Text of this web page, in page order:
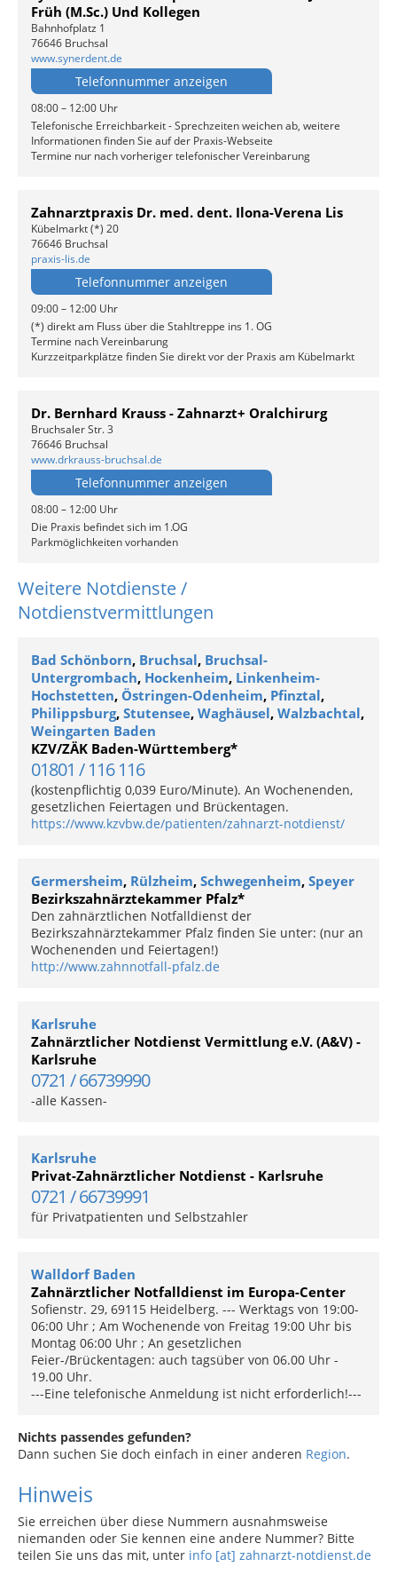
Früh (M.Sc.) Und Kollegen
Bahnhofplatz 1
76646 Bruchsal
www.synerdent.de
Telefonnummer anzeigen
08:00 – 12:00 Uhr
Telefonische Erreichbarkeit - Sprechzeiten weichen ab, weitere
Informationen finden Sie auf der Praxis-Webseite
Termine nur nach vorheriger telefonischer Vereinbarung
Zahnarztpraxis Dr. med. dent. Ilona-Verena Lis
Kübelmarkt (*) 20
76646 Bruchsal
praxis-lis.de
Telefonnummer anzeigen
09:00 – 12:00 Uhr
(*) direkt am Fluss über die Stahltreppe ins 1. OG
Termine nach Vereinbarung
Kurzzeitparkplätze finden Sie direkt vor der Praxis am Kübelmarkt
Dr. Bernhard Krauss - Zahnarzt+ Oralchirurg
Bruchsaler Str. 3
76646 Bruchsal
www.drkrauss-bruchsal.de
Telefonnummer anzeigen
08:00 – 12:00 Uhr
Die Praxis befindet sich im 1.OG
Parkmöglichkeiten vorhanden
Weitere Notdienste /
Notdienstvermittlungen
Bad Schönborn, Bruchsal, Bruchsal-
Untergrombach, Hockenheim, Linkenheim-
Hochstetten, Östringen-Odenheim, Pfinztal,
Philippsburg, Stutensee, Waghäusel, Walzbachtal,
Weingarten Baden
KZV/ZÄK Baden-Württemberg*
01801 / 116 116
(kostenpflichtig 0,039 Euro/Minute). An Wochenenden,
gesetzlichen Feiertagen und Brückentagen.
https://www.kzvbw.de/patienten/zahnarzt-notdienst/
Germersheim, Rülzheim, Schwegenheim, Speyer
Bezirkszahnärztekammer Pfalz*
Den zahnärztlichen Notfalldienst der
Bezirkszahnärztekammer Pfalz finden Sie unter: (nur an
Wochenenden und Feiertagen!)
http://www.zahnnotfall-pfalz.de
Karlsruhe
Zahnärztlicher Notdienst Vermittlung e.V. (A&V) -
Karlsruhe
0721 / 66739990
-alle Kassen-
Karlsruhe
Privat-Zahnärztlicher Notdienst - Karlsruhe
0721 / 66739991
für Privatpatienten und Selbstzahler
Walldorf Baden
Zahnärztlicher Notfalldienst im Europa-Center
Sofienstr. 29, 69115 Heidelberg. --- Werktags von 19:00-
06:00 Uhr ; Am Wochenende von Freitag 19:00 Uhr bis
Montag 06:00 Uhr ; An gesetzlichen
Feier-/Brückentagen: auch tagsüber von 06.00 Uhr -
19.00 Uhr.
---Eine telefonische Anmeldung ist nicht erforderlich!---
Nichts passendes gefunden?
Dann suchen Sie doch einfach in einer anderen Region.
Hinweis
Sie erreichen über diese Nummern ausnahmsweise
niemanden oder Sie kennen eine andere Nummer? Bitte
teilen Sie uns das mit, unter info [at] zahnarzt-notdienst.de